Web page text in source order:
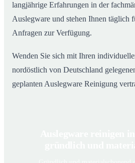
langjährige Erfahrungen in der
Auslegware und stehen Ihnen täglich
Anfragen zur Verfügung.
Wenden Sie sich mit Ihren
nordöstlich von Deutschland
geplanten Auslegware Reinigung